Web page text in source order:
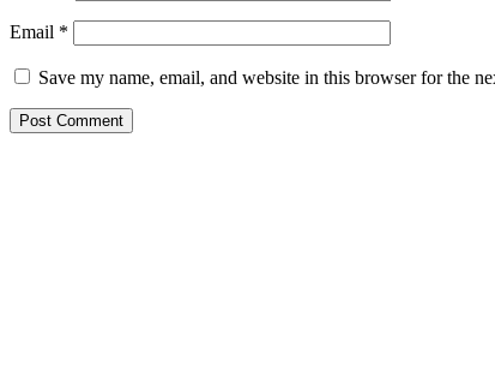
Email *
Save my name, email, and website in this browser for the